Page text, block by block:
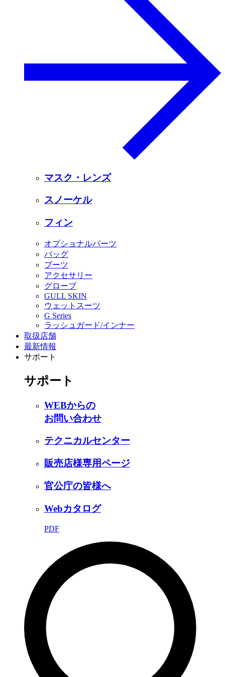
マスク・レンズ
スノーケル
フィン
オプショナルパーツ
バッグ
ブーツ
アクセサリー
グローブ
GULL SKIN
ウェットスーツ
G Series
ラッシュガード/インナー
取扱店舗
最新情報
サポート
サポート
WEBからの
お問い合わせ
テクニカルセンター
販売店様専用ページ
官公庁の皆様へ
Webカタログ
PDF